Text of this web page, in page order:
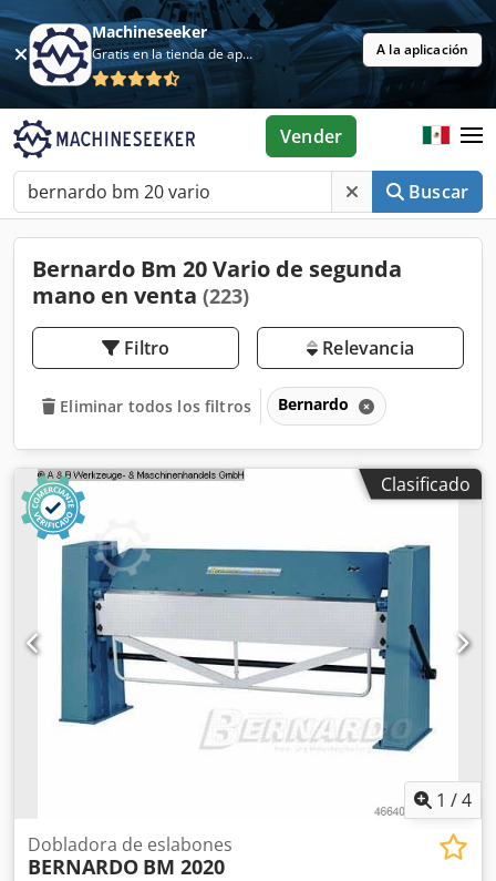
Machineseeker
Gratis en la tienda de aplicaciones A la aplicación
Buscar
Vender
Bernardo Bm 20 Vario de segunda
mano en venta (223)
Filtro Relevancia
Eliminar todos los filtros Bernardo
Clasificado
1 /4
Dobladora de eslabones
BERNARDO BM 2020